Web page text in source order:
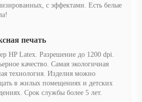
с эффектами. Есть белые
печать
HP Latex. Разрешение до 1200 dpi.
качество. Самая экологичная
технология. Изделия можно
в жилых помещениях и детских
Срок службы более 5 лет.